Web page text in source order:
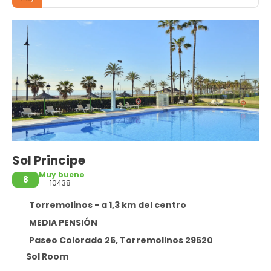
Sol Principe
8
Muy bueno
10438
Torremolinos - a 1,3 km del centro
MEDIA PENSIÓN
Paseo Colorado 26, Torremolinos 29620
Sol Room